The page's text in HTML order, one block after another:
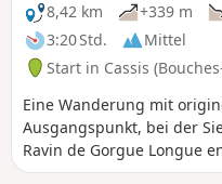
8,42 km
+339 m
3:20 Std.
Mittel
Start in Cassis
Eine Wanderung mit
Ausgangspunkt, bei der
Ravin de Gorgue Longue
wenig frequentiertes,